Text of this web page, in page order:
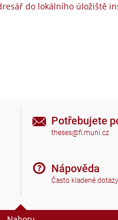
do lokálního úložiště
Potřebujete
theses@fi.muni.cz
Nápověda
Často kladené dotazy